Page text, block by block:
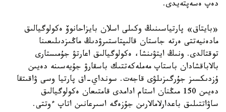
دەپ ەسەپتەيدى.
«بايتاق» پارتياسىنىڭ وكىلى اسلان بايزاحانوۆ ەكولوگيالىق
مادەنيەتتى ەرتە جاستان قالىپتاستىرۋدىڭ ماڭىزدىلىعىنا
توقتالدى. ونىڭ ايتۋىنشا، ەكولوگيالىق اعارتۋ جۇمىستارى
بالاباقشادان باستاپ مەملەكەتتىك باسقارۋ جۇيەسىنە دەيىن
ۇزدىكسىز جۇرگىزىلۋى قاجەت. سونداي-اق پارتيا وسى ۋاقىتقا
دەيىن 150 مىڭنان استام ادامدى قامتىعان ەكولوگيالىق
ساۋاتتىلىق باعدارلامالارىن جۇزەگە اسىرعانىن اتاپ ءوتتى.